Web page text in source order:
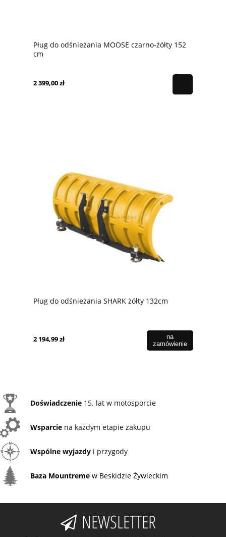
Pług do odśnieżania MOOSE czarno-żółty 152
cm
2 399,00 zł
Pług do odśnieżania SHARK żółty 132cm
2 194,99 zł
na
zamówienie
Doświadczenie 15. lat w motosporcie
Wsparcie na każdym etapie zakupu
Wspólne wyjazdy i przygody
Baza Mountreme w Beskidzie Żywieckim
NEWSLETTER